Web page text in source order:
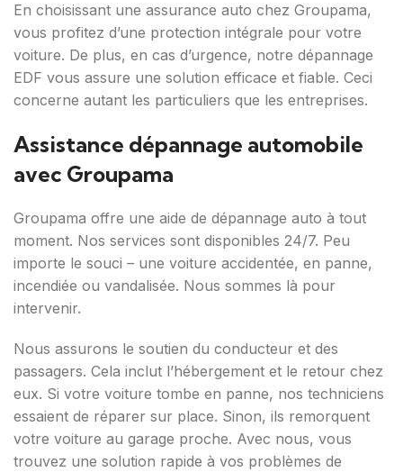
En choisissant une assurance auto chez Groupama,
vous profitez d’une protection intégrale pour votre
voiture. De plus, en cas d’urgence, notre dépannage
EDF vous assure une solution efficace et fiable. Ceci
concerne autant les particuliers que les entreprises.
Assistance dépannage automobile
avec Groupama
Groupama offre une aide de dépannage auto à tout
moment. Nos services sont disponibles 24/7. Peu
importe le souci – une voiture accidentée, en panne,
incendiée ou vandalisée. Nous sommes là pour
intervenir.
Nous assurons le soutien du conducteur et des
passagers. Cela inclut l’hébergement et le retour chez
eux. Si votre voiture tombe en panne, nos techniciens
essaient de réparer sur place. Sinon, ils remorquent
votre voiture au garage proche. Avec nous, vous
trouvez une solution rapide à vos problèmes de